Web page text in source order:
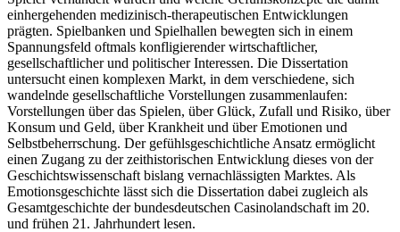
einhergehenden medizinisch-therapeutischen Entwicklungen
prägten. Spielbanken und Spielhallen bewegten sich in einem
Spannungsfeld oftmals konfligierender wirtschaftlicher,
gesellschaftlicher und politischer Interessen. Die Dissertation
untersucht einen komplexen Markt, in dem verschiedene, sich
wandelnde gesellschaftliche Vorstellungen zusammenlaufen:
Vorstellungen über das Spielen, über Glück, Zufall und Risiko, über
Konsum und Geld, über Krankheit und über Emotionen und
Selbstbeherrschung. Der gefühlsgeschichtliche Ansatz ermöglicht
einen Zugang zu der zeithistorischen Entwicklung dieses von der
Geschichtswissenschaft bislang vernachlässigten Marktes. Als
Emotionsgeschichte lässt sich die Dissertation dabei zugleich als
Gesamtgeschichte der bundesdeutschen Casinolandschaft im 20.
und frühen 21. Jahrhundert lesen.